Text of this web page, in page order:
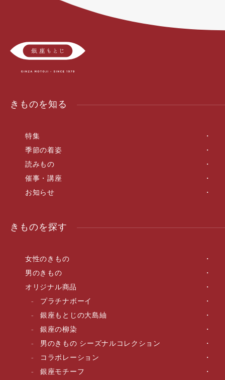
きものを知る
特集
季節の着姿
読みもの
催事・講座
お知らせ
きものを探す
女性のきもの
男のきもの
オリジナル商品
プラチナボーイ
銀座もとじの大島紬
銀座の柳染
男のきもの シーズナルコレクション
コラボレーション
銀座モチーフ